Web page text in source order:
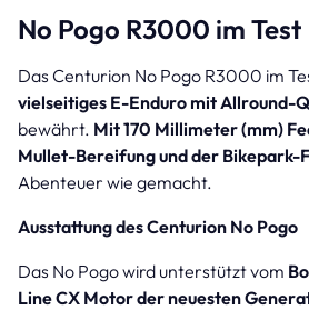
No Pogo R3000 im Test
Das Centurion No Pogo R3000 im
vielseitiges E-Enduro mit Allround-
bewährt. Mit 170 Millimeter (mm)
Mullet-Bereifung und der Bikepark-
Abenteuer wie gemacht.
Ausstattung des Centurion No Pogo
Das No Pogo wird unterstützt vom
Line CX Motor der neuesten